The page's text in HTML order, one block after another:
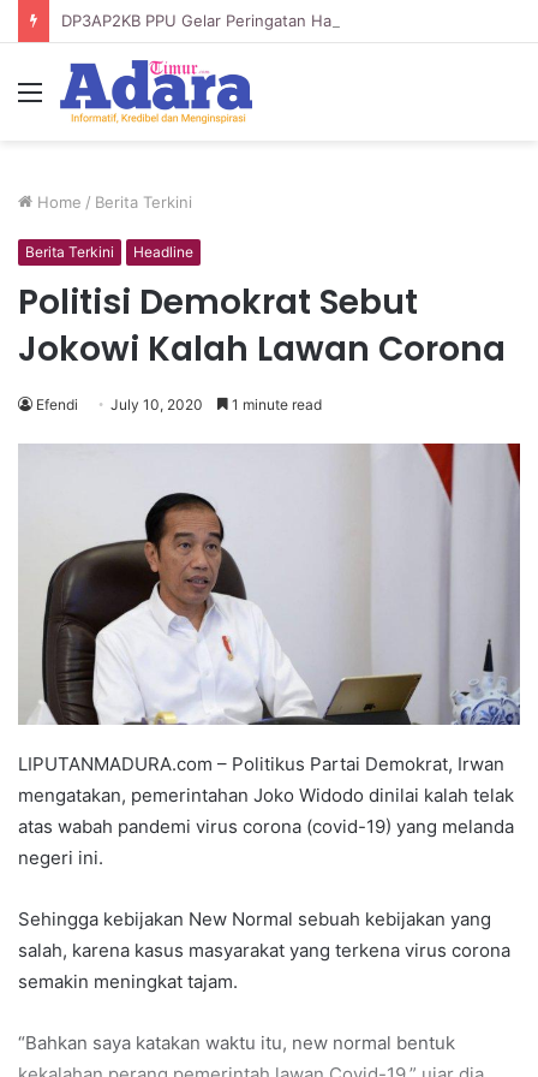
Menu
Home / Berita Terkini
Berita Terkini Headline
Politisi Demokrat Sebut
Jokowi Kalah Lawan Corona
Efendi July 10, 2020 1 minute read
LIPUTANMADURA.com – Politikus Partai Demokrat, Irwan
mengatakan, pemerintahan Joko Widodo dinilai kalah telak
atas wabah pandemi virus corona (covid-19) yang melanda
negeri ini.
Sehingga kebijakan New Normal sebuah kebijakan yang
salah, karena kasus masyarakat yang terkena virus corona
semakin meningkat tajam.
“Bahkan saya katakan waktu itu, new normal bentuk